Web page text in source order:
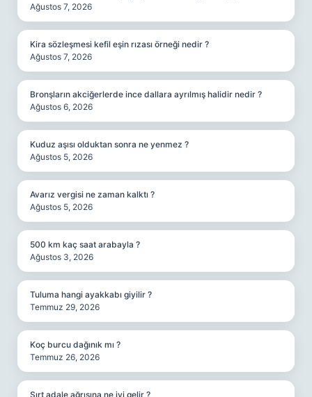
Ağustos 7, 2026
Kira sözleşmesi kefil eşin rızası örneği nedir ?
Ağustos 7, 2026
Bronşların akciğerlerde ince dallara ayrılmış halidir nedir ?
Ağustos 6, 2026
Kuduz aşısı olduktan sonra ne yenmez ?
Ağustos 5, 2026
Avarız vergisi ne zaman kalktı ?
Ağustos 5, 2026
500 km kaç saat arabayla ?
Ağustos 3, 2026
Tuluma hangi ayakkabı giyilir ?
Temmuz 29, 2026
Koç burcu dağınık mı ?
Temmuz 26, 2026
Sırt adale ağrısına ne iyi gelir ?